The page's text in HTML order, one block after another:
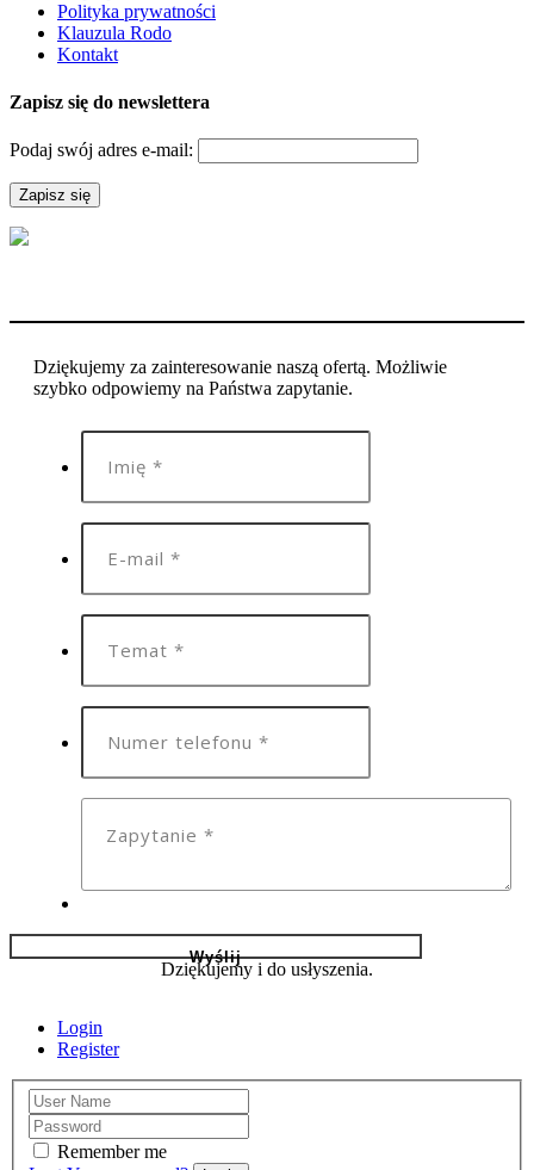
Polityka prywatności
Klauzula Rodo
Kontakt
Zapisz się do newslettera
Podaj swój adres e-mail:
Dziękujemy za zainteresowanie naszą ofertą. Możliwie
szybko odpowiemy na Państwa zapytanie.
Dziękujemy i do usłyszenia.
Login
Register
Remember me